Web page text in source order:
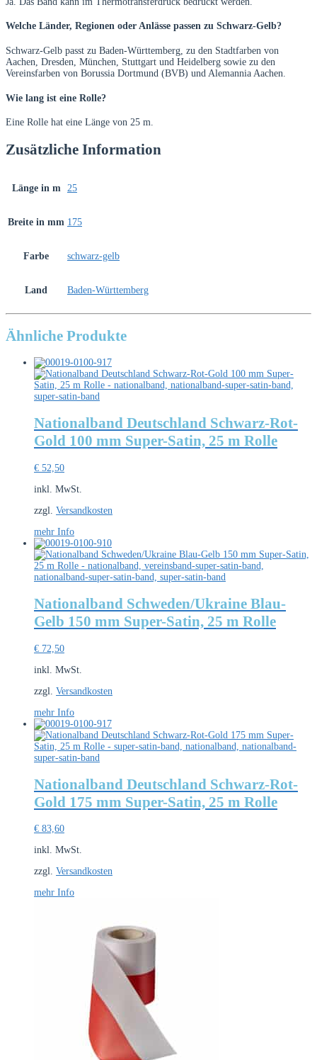
Welche Länder, Regionen oder Anlässe passen zu Schwarz-Gelb?
Schwarz-Gelb passt zu Baden-Württemberg, zu den Stadtfarben von
Aachen, Dresden, München, Stuttgart und Heidelberg sowie zu den
Vereinsfarben von Borussia Dortmund (BVB) und Alemannia Aachen.
Wie lang ist eine Rolle?
Eine Rolle hat eine Länge von 25 m.
Zusätzliche Information
Länge in m 25
Breite in mm 175
Farbe schwarz-gelb
Land Baden-Württemberg
Ähnliche Produkte
Nationalband Deutschland Schwarz-Rot-
Gold 100 mm Super-Satin, 25 m Rolle
€ 52,50
inkl. MwSt.
zzgl. Versandkosten
mehr Info
Nationalband Schweden/Ukraine Blau-
Gelb 150 mm Super-Satin, 25 m Rolle
€ 72,50
inkl. MwSt.
zzgl. Versandkosten
mehr Info
Nationalband Deutschland Schwarz-Rot-
Gold 175 mm Super-Satin, 25 m Rolle
€ 83,60
inkl. MwSt.
zzgl. Versandkosten
mehr Info